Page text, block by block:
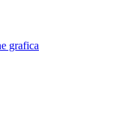
grafica